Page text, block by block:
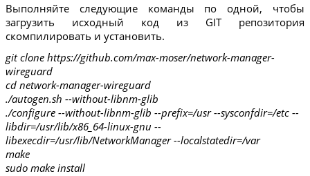
Выполняйте следующие команды по одной, чтобы
загрузить исходный код из GIT репозитория
скомпилировать и установить.
git clone https://github.com/max-moser/network-manager-
wireguard
cd network-manager-wireguard
./autogen.sh --without-libnm-glib
./configure --without-libnm-glib --prefix=/usr --sysconfdir=/etc --
libdir=/usr/lib/x86_64-linux-gnu --
libexecdir=/usr/lib/NetworkManager --localstatedir=/var
make
sudo make install